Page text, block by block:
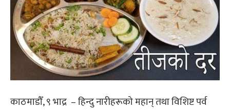
काठमाडौँ,९ भाद्र –हिन्दु नारीहरूको महान् तथा विशिष्ट पर्व